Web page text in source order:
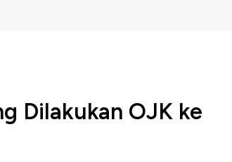
Dilakukan OJK ke